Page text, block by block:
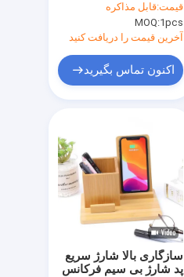
دستگاه های با قابلیت Qi
قیمت:قابل مذاکره
MOQ:1pcs
آخرین قیمت را دریافت کنید
اکنون تماس بگیرید
سازگاری بالا شارژ سریع
پد شارژ بی سیم فرکانس